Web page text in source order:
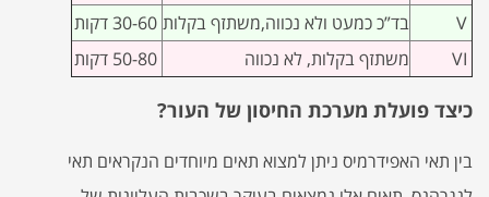
בד”כ כמעט ולא נכווה,משתזף בקלות
משתזף בקלות, לא נכווה
כיצד פועלת מערכת החיסון של העור?
בין תאי האפידרמיס ניתן למצוא תאים מיוחדים הנקראים תאי